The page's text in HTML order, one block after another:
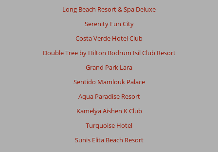
Long Beach Resort & Spa Deluxe
Serenity Fun City
Costa Verde Hotel Club
Double Tree by Hilton Bodrum Isil Club Resort
Grand Park Lara
Sentido Mamlouk Palace
Aqua Paradise Resort
Kamelya Aishen K Club
Turquoise Hotel
Sunis Elita Beach Resort